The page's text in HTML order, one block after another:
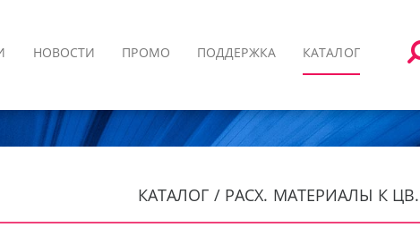
НОВОСТИ ПРОМО ПОДДЕРЖКА КАТАЛОГ
КАТАЛОГ / РАСХ. МАТЕРИАЛЫ К